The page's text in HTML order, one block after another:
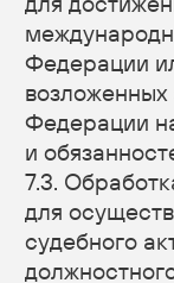
с полученными
9.1. Оператор
систематизацию,
(обновление,
использование,
предоставление,
блокирование,
персональных
9.2. Оператор
обработку
или передачей
по
или без таковой.